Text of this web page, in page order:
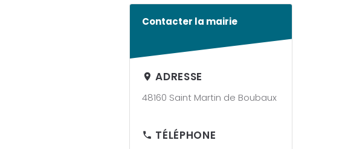
Contacter la mairie
ADRESSE
48160 Saint Martin de Boubaux
TÉLÉPHONE